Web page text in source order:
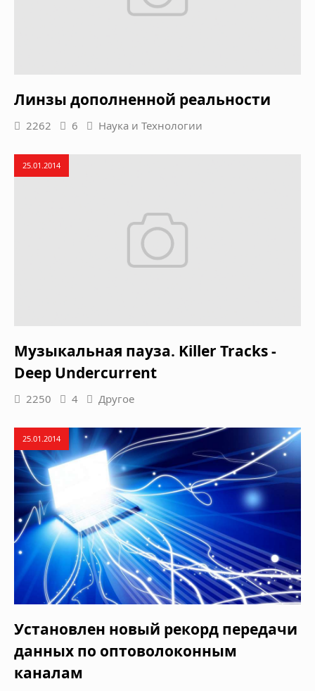
Линзы дополненной реальности
2262 6 Наука и Технологии
25.01.2014
Музыкальная пауза. Killer Tracks -
Deep Undercurrent
2250 4 Другое
25.01.2014
Установлен новый рекорд передачи
данных по оптоволоконным
каналам